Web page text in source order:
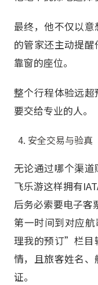
最终，他不仅以
的管家还主动提
靠窗的座位。
整个行程体验远
要交给专业的人。
安全交易与验真
无论通过哪个渠
飞乐游这样拥有
后务必索要电子客
第一时间到对应
理我的预订”栏目
情，且旅客姓名
证。